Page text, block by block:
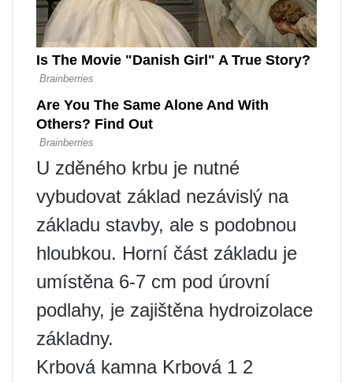
U zděného krbu je nutné
vybudovat základ nezávislý na
základu stavby, ale s podobnou
hloubkou. Horní část základu je
umístěna 6-7 cm pod úrovní
podlahy, je zajištěna hydroizolace
základny.
Krbová kamna Krbová 1 2